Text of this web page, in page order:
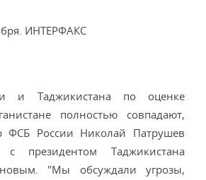
ИНТЕРФАКС
и Таджикистана по оценке
полностью совпадают,
ФСБ России Николай Патрушев
с президентом Таджикистана
"Мы обсуждали угрозы,